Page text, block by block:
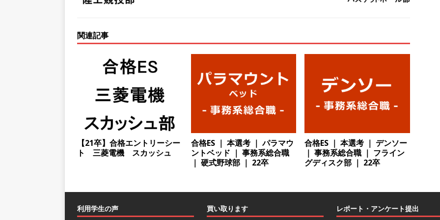
[ 2026年5月14日 ] 【 28卒 ｜ 東京勤務・転勤なし 】 食品・生鮮業界に特化した人材紹介サービ
スを提供するベンチャー企業 ｜ 設立から毎年黒字経営。売上は常に右肩上がり ｜ 未経験から営業
として成長・収入アップが目指せる環境 ｜ オイシル
体育会積極採用企業
[ 2026年5月13日 ]
【 28卒 ｜ トップ企業内定の登竜門!! 満足度98％のインターン 】 東京勤務・
転勤なし ｜ 文系IT未経験でもOK ｜ 新卒の3年以内昇進率91％ ｜ IT社会の今まさに求められてい
るベンチャー企業 ｜ 新卒2年目で1,000万円越え目指せる!! ｜ データX
[ 2026年5月13日 ] 【 28卒 ｜ 仕事の全容を知れるオープンカンパニー 】 大林グループ ｜ 全国規
模の重要施設の建設に携わるサブコン ｜ 環境保全や脱炭素社会の実現にも貢献 ｜ 初任給28万+各
[ 2026年5月13日 ] 【 28卒 ｜ 建築プロセスの一部を体験できるイベント開催 】香川・大阪勤務
｜ 四国・関東エリアで圧倒的な存在感を誇る総合建設会社（ゼネコン） ｜ 充実の福利厚生・資格
関連記事
【21卒】合格エントリーシー
ト 三菱電機 スカッシュ
合格ES ｜ 本選考 ｜ パラマウ
ントベッド ｜ 事務系総合職
｜ 硬式野球部 ｜ 22卒
合格ES ｜ 本選考 ｜ デンソー
｜ 事務系総合職 ｜ フライン
グディスク部 ｜ 22卒
利用学生の声 買い取ります レポート・アンケート提出